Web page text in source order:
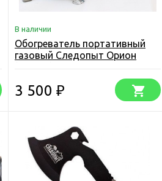
В наличии
Обогреватель портативный
газовый Следопыт Орион
3 500 ₽